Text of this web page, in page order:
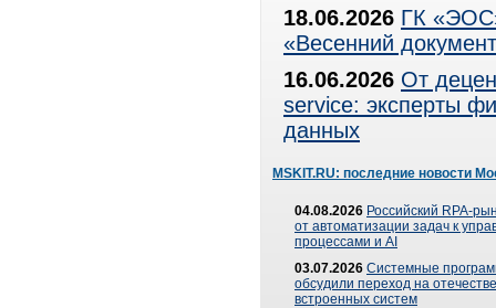
18.06.2026 ГК
«Весенний
16.06.2026 От
service: эксперты
данных
MSKIT.RU: последние новости
04.08.2026 Российский RPA-
от автоматизации задач к
процессами и AI
03.07.2026 Системные
обсудили переход на
встроенных систем